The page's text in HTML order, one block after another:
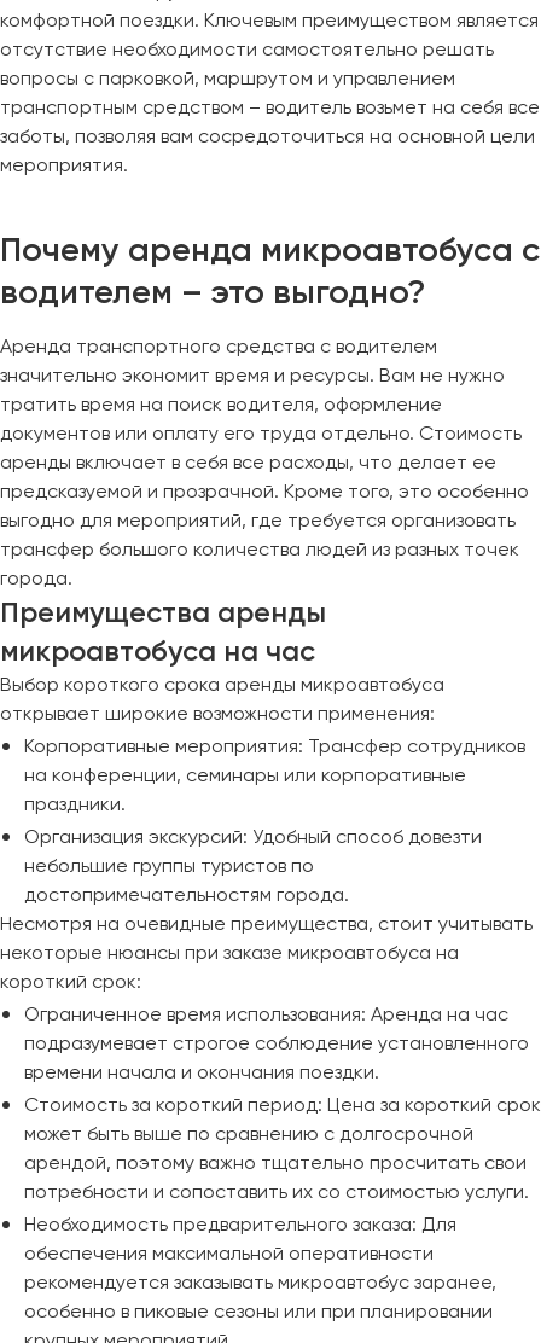
комфортной поездки. Ключевым преимуществом является
отсутствие необходимости самостоятельно решать
вопросы с парковкой, маршрутом и управлением
транспортным средством – водитель возьмет на себя все
заботы, позволяя вам сосредоточиться на основной цели
мероприятия.
Почему аренда микроавтобуса с
водителем – это выгодно?
Аренда транспортного средства с водителем
значительно экономит время и ресурсы. Вам не нужно
тратить время на поиск водителя, оформление
документов или оплату его труда отдельно. Стоимость
аренды включает в себя все расходы, что делает ее
предсказуемой и прозрачной. Кроме того, это особенно
выгодно для мероприятий, где требуется организовать
трансфер большого количества людей из разных точек
города.
Преимущества аренды
микроавтобуса на час
Выбор короткого срока аренды микроавтобуса
открывает широкие возможности применения:
Корпоративные мероприятия: Трансфер сотрудников
на конференции, семинары или корпоративные
праздники.
Организация экскурсий: Удобный способ довезти
небольшие группы туристов по
достопримечательностям города.
Несмотря на очевидные преимущества, стоит учитывать
некоторые нюансы при заказе микроавтобуса на
короткий срок:
Ограниченное время использования: Аренда на час
подразумевает строгое соблюдение установленного
времени начала и окончания поездки.
Стоимость за короткий период: Цена за короткий срок
может быть выше по сравнению с долгосрочной
арендой, поэтому важно тщательно просчитать свои
потребности и сопоставить их со стоимостью услуги.
Необходимость предварительного заказа: Для
обеспечения максимальной оперативности
рекомендуется заказывать микроавтобус заранее,
особенно в пиковые сезоны или при планировании
Нижний Новгород
Нижний Тагил
Новороссийск
Новосибирск
Орёл
Оренбург
Пенза
Псков
Ростов-на-Дону
Рязань
Самара
Санкт-Петербург
Саранск
Саратов
Севастополь
Симферополь
Смоленск
Сочи
Тверь
Тольятти
Томск
Тула
Тюмень
Улан-Удэ
Ульяновск
Феодосия